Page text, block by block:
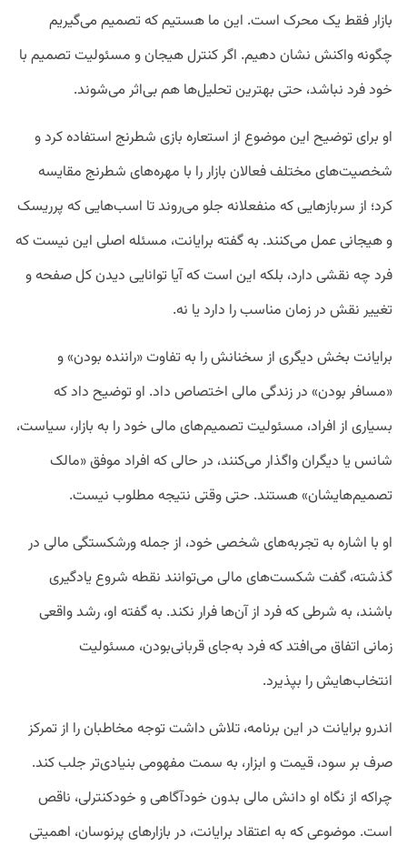
بازار فقط یک محرک است. این ما هستیم که تصمیم می‌گیریم
چگونه واکنش نشان دهیم. اگر کنترل هیجان و مسئولیت تصمیم با
خود فرد نباشد، حتی بهترین تحلیل‌ها هم بی‌اثر می‌شوند.
او برای توضیح این موضوع از استعاره بازی شطرنج استفاده کرد و
شخصیت‌های مختلف فعالان بازار را با مهره‌های شطرنج مقایسه
کرد؛ از سربازهایی که منفعلانه جلو می‌روند تا اسب‌هایی که پرریسک
و هیجانی عمل می‌کنند. به گفته برایانت، مسئله اصلی این نیست که
فرد چه نقشی دارد، بلکه این است که آیا توانایی دیدن کل صفحه و
تغییر نقش در زمان مناسب را دارد یا نه.
برایانت بخش دیگری از سخنانش را به تفاوت «راننده بودن» و
«مسافر بودن» در زندگی مالی اختصاص داد. او توضیح داد که
بسیاری از افراد، مسئولیت تصمیم‌های مالی خود را به بازار، سیاست،
شانس یا دیگران واگذار می‌کنند، در حالی که افراد موفق «مالک
تصمیم‌هایشان» هستند. حتی وقتی نتیجه مطلوب نیست.
او با اشاره به تجربه‌های شخصی خود، از جمله ورشکستگی مالی در
گذشته، گفت شکست‌های مالی می‌توانند نقطه شروع یادگیری
باشند، به شرطی که فرد از آن‌ها فرار نکند. به گفته او، رشد واقعی
زمانی اتفاق می‌افتد که فرد به‌جای قربانی‌بودن، مسئولیت
انتخاب‌هایش را بپذیرد.
اندرو برایانت در این برنامه، تلاش داشت توجه مخاطبان را از تمرکز
صرف بر سود، قیمت و ابزار، به سمت مفهومی بنیادی‌تر جلب کند.
چراکه از نگاه او دانش مالی بدون خودآگاهی و خودکنترلی، ناقص
است. موضوعی که به اعتقاد برایانت، در بازارهای پرنوسان، اهمیتی